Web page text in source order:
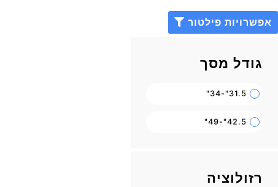
אפשרויות פילטור
גודל מסך
31.5"-34"
42.5"-49"
רזולוציה